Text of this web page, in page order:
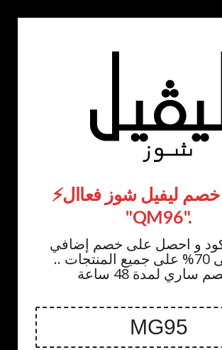
⚡كوبون خصم ليفيل شوز فعاال
"QM96".
و احصل على خصم إضافي
يصل إلى 70% على جميع المنتجات ..
ساري لمدة 48 ساعة